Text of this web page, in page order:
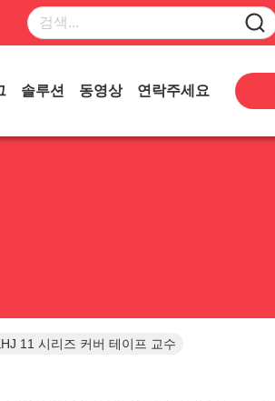
솔루션 동영상 연락주세요
11 시리즈 커버 테이프 교수